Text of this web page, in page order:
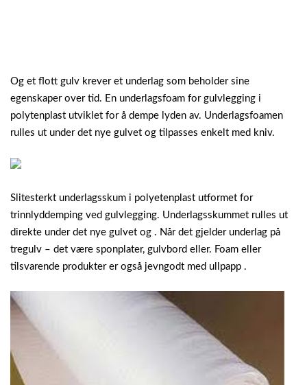
Og et flott gulv krever et underlag som beholder sine
egenskaper over tid. En underlagsfoam for gulvlegging i
polytenplast utviklet for å dempe lyden av. Underlagsfoamen
rulles ut under det nye gulvet og tilpasses enkelt med kniv.
Slitesterkt underlagsskum i polyetenplast utformet for
trinnlyddemping ved gulvlegging. Underlagsskummet rulles ut
direkte under det nye gulvet og . Når det gjelder underlag på
tregulv – det være sponplater, gulvbord eller. Foam eller
tilsvarende produkter er også jevngodt med ullpapp .